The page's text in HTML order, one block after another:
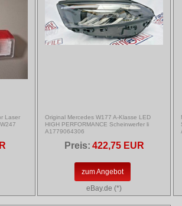
Laser
Original Mercedes W177 A-Klasse LED
HIGH PERFORMANCE Scheinwerfer li
A1779064306
Preis: 422,75 EUR
zum Angebot
eBay.de (*)